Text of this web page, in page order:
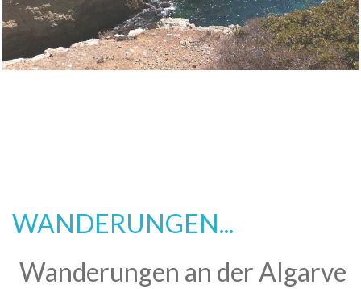
WANDERUNGEN...
Wanderungen an der Algarve